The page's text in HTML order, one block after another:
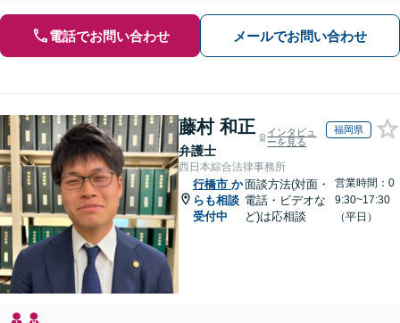
電話でお問い合わせ メールでお問い合わせ
藤村 和正
弁護士
インタビュ
ーを見る
福岡県
西日本綜合法律事務所
行橋市 か
らも相談
受付中
面談方法(対面・
電話・ビデオな
ど)は応相談
営業時間：0
9:30~17:30
（平日）